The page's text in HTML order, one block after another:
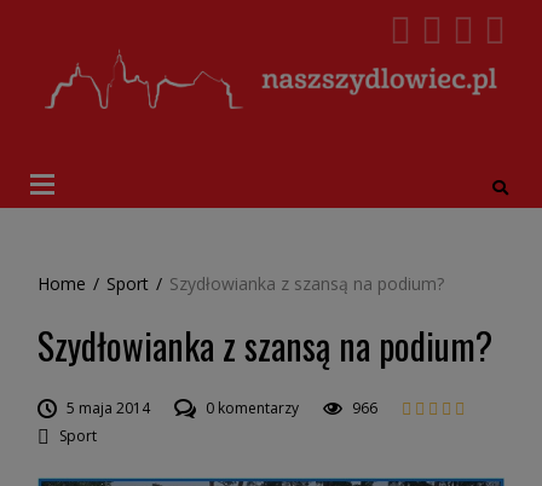
Home / Sport / Szydłowianka z szansą na podium?
Szydłowianka z szansą na podium?
5 maja 2014 0 komentarzy
966
Sport